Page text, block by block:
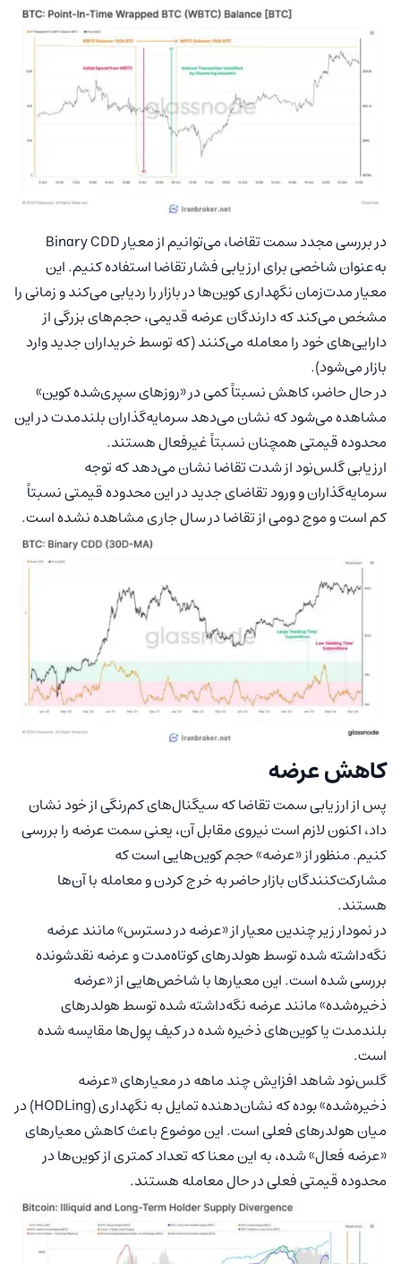
در بررسی مجدد سمت تقاضا، می‌توانیم از معیار Binary CDD
به‌عنوان شاخصی برای ارزیابی فشار تقاضا استفاده کنیم. این
معیار مدت‌زمان نگهداری کوین‌ها در بازار را ردیابی می‌کند و زمانی را
مشخص می‌کند که دارندگان عرضه قدیمی، حجم‌های بزرگی از
دارایی‌های خود را معامله می‌کنند (که توسط خریداران جدید وارد
بازار می‌شود).
در حال حاضر، کاهش نسبتاً کمی در «روزهای سپری‌شده کوین»
مشاهده می‌شود که نشان می‌دهد سرمایه‌گذاران بلندمدت در این
محدوده قیمتی همچنان نسبتاً غیرفعال هستند.
ارزیابی گلس‌نود از شدت تقاضا نشان می‌دهد که توجه
سرمایه‌گذاران و ورود تقاضای جدید در این محدوده قیمتی نسبتاً
کم است و موج دومی از تقاضا در سال جاری مشاهده نشده است.
کاهش عرضه
پس از ارزیابی سمت تقاضا که سیگنال‌های کم‌رنگی از خود نشان
داد، اکنون لازم است نیروی مقابل آن، یعنی سمت عرضه را بررسی
کنیم. منظور از «عرضه» حجم کوین‌هایی است که
مشارکت‌کنندگان بازار حاضر به خرج کردن و معامله با آن‌ها
هستند.
در نمودار زیر چندین معیار از «عرضه در دسترس» مانند عرضه
نگه‌داشته شده توسط هولدرهای کوتاه‌مدت و عرضه نقدشونده
بررسی شده است. این معیارها با شاخص‌هایی از «عرضه
ذخیره‌شده» مانند عرضه نگه‌داشته شده توسط هولدرهای
بلندمدت یا کوین‌های ذخیره شده در کیف پول‌ها مقایسه شده
است.
گلس‌نود شاهد افزایش چند ماهه در معیارهای «عرضه
ذخیره‌شده» بوده که نشان‌دهنده تمایل به نگهداری (HODLing) در
میان هولدرهای فعلی است. این موضوع باعث کاهش معیارهای
«عرضه فعال» شده، به این معنا که تعداد کمتری از کوین‌ها در
محدوده قیمتی فعلی در حال معامله هستند.